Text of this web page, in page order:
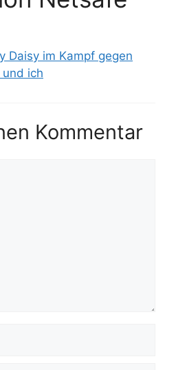
Daisy im Kampf gegen
ich
Kommentar